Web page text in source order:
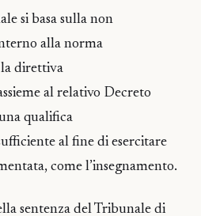
si basa sulla non
alla norma
direttiva
al relativo Decreto
qualifica
al fine di esercitare
come l’insegnamento.
sentenza del Tribunale di